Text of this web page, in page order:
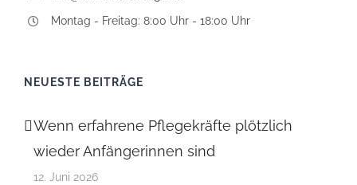
Montag - Freitag: 8:00 Uhr - 18:00 Uhr
NEUESTE BEITRÄGE
Wenn erfahrene Pflegekräfte plötzlich
wieder Anfängerinnen sind
12. Juni 2026